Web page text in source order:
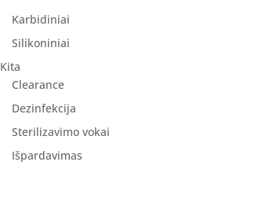
Karbidiniai
Silikoniniai
Kita
Clearance
Dezinfekcija
Sterilizavimo vokai
Išpardavimas